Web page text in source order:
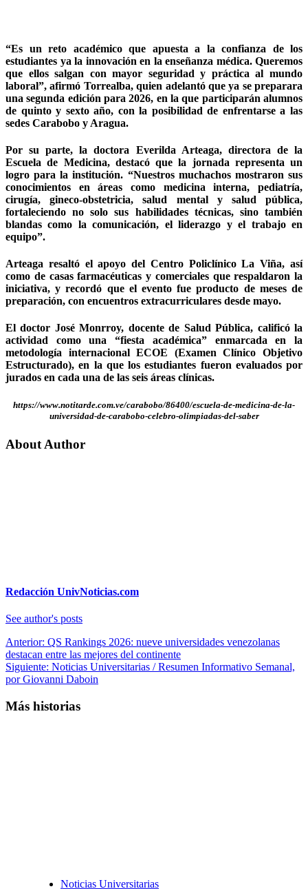
“Es un reto académico que apuesta a la confianza de los
estudiantes ya la innovación en la enseñanza médica. Queremos
que ellos salgan con mayor seguridad y práctica al mundo
laboral”, afirmó Torrealba, quien adelantó que ya se preparara
una segunda edición para 2026, en la que participarán alumnos
de quinto y sexto año, con la posibilidad de enfrentarse a las
sedes Carabobo y Aragua.
Por su parte, la doctora Everilda Arteaga, directora de la
Escuela de Medicina, destacó que la jornada representa un
logro para la institución. “Nuestros muchachos mostraron sus
conocimientos en áreas como medicina interna, pediatría,
cirugía, gineco-obstetricia, salud mental y salud pública,
fortaleciendo no solo sus habilidades técnicas, sino también
blandas como la comunicación, el liderazgo y el trabajo en
equipo”.
Arteaga resaltó el apoyo del Centro Policlínico La Viña, así
como de casas farmacéuticas y comerciales que respaldaron la
iniciativa, y recordó que el evento fue producto de meses de
preparación, con encuentros extracurriculares desde mayo.
El doctor José Monrroy, docente de Salud Pública, calificó la
actividad como una “fiesta académica” enmarcada en la
metodología internacional ECOE (Examen Clínico Objetivo
Estructurado), en la que los estudiantes fueron evaluados por
jurados en cada una de las seis áreas clínicas.
https://www.notitarde.com.ve/carabobo/86400/escuela-de-medicina-de-la-
universidad-de-carabobo-celebro-olimpiadas-del-saber
About Author
Redacción UnivNoticias.com
See author's posts
Navegación
de
entradas
Anterior: QS Rankings 2026: nueve universidades venezolanas
destacan entre las mejores del continente
Siguiente: Noticias Universitarias / Resumen Informativo Semanal,
por Giovanni Daboin
Más historias
Noticias Universitarias